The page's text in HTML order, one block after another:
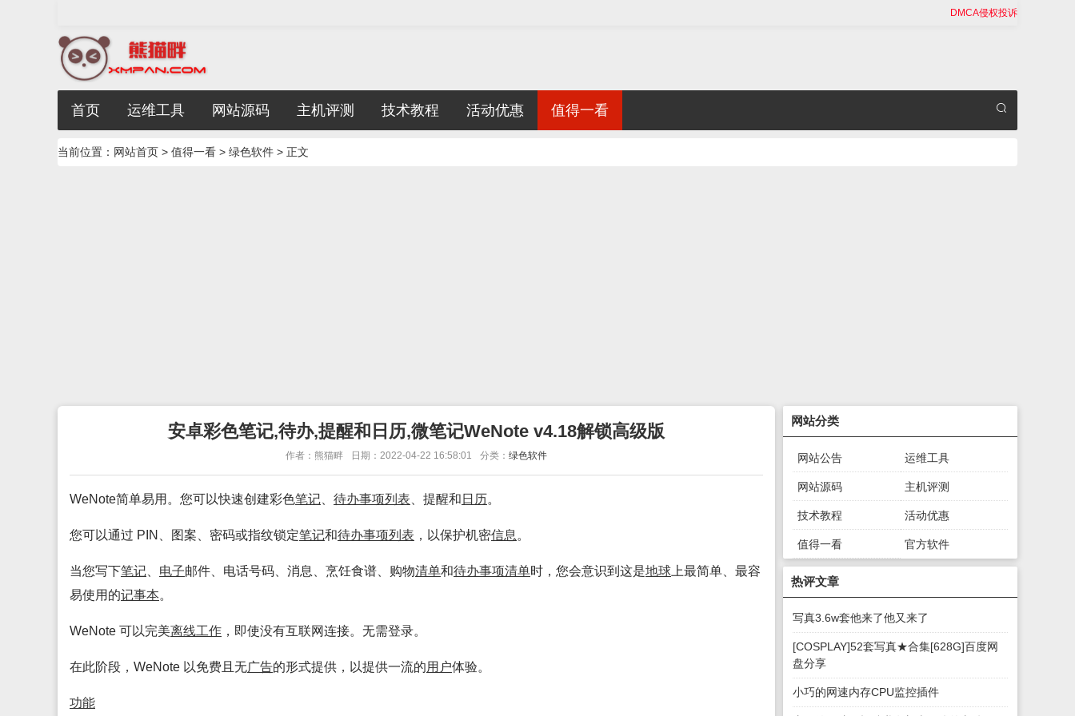
DMCA侵权投诉
首页 运维工具 网站源码 主机评测 技术教程 活动优惠 值得一看
当前位置： 网站首页 > 值得一看 > 绿色软件 > 正文
安卓彩色笔记,待办,提醒和日历,微笔记WeNote v4.18解锁高级版
作者：熊猫畔 日期：2022-04-22 16:58:01 分类：绿色软件
WeNote简单易用。您可以快速创建彩色笔记 待办事项列表 、提醒和 日历。
您可以通过 PIN、图案、密码或指纹锁定笔记和待办事项列表 ，以保护机密信息 。
当您写下笔记 电子邮件、电话号码、消息、烹饪食谱、购物清单和待办事项清单时，您会意识到这是地球 上最简单、最容
易使用的记事本。
WeNote 可以完美离线工作 ，即使没有互联网连接。无需登录。
在此阶段，WeNote 以免费且无广告的形式提供，以提供一流的用户体验。
功能
网站分类
网站公告 运维工具
网站源码 主机评测
技术教程 活动优惠
值得一看
绿色软件
官方软件
热评文章
写真3.6w套他来了他又来了
[COSPLAY]52套写真★合集[628G]百度网
盘分享
小巧的网速内存CPU监控插件